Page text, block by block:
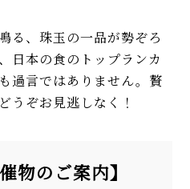
る、珠玉の一品が勢ぞろ
日本の食のトップランカ
過言ではありません。贅
うぞお見逃しなく！
物のご案内】